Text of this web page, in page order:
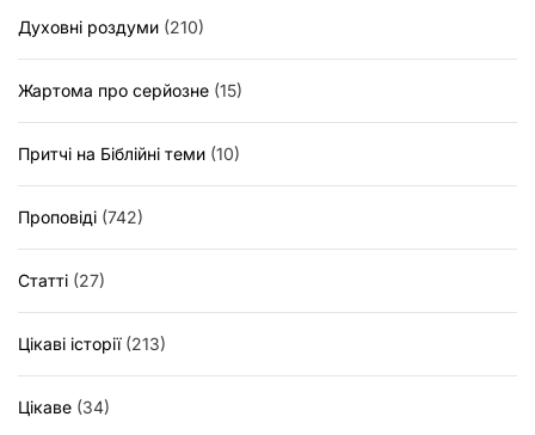
Духовні роздуми (210)
Жартома про серйозне (15)
Притчі на Біблійні теми (10)
Проповіді (742)
Статті (27)
Цікаві історії(213)
Цікаве (34)